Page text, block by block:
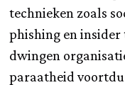
technieken zoals
phishing en
dwingen
paraatheid